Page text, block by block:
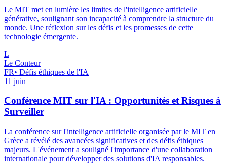
Le MIT met en lumière les limites de l'intelligence artificielle
générative, soulignant son incapacité à comprendre la structure du
monde. Une réflexion sur les défis et les promesses de cette
technologie émergente.
L
Le Conteur
FR• Défis éthiques de l'IA
11 juin
Conférence MIT sur l'IA : Opportunités et Risques à
Surveiller
La conférence sur l'intelligence artificielle organisée par le MIT en
Grèce a révélé des avancées significatives et des défis éthiques
majeurs. L'événement a souligné l'importance d'une collaboration
internationale pour développer des solutions d'IA responsables.